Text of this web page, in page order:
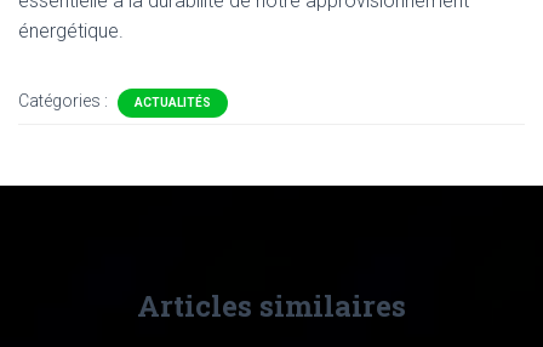
énergétique.
Catégories : ACTUALITÉS
Articles similaires